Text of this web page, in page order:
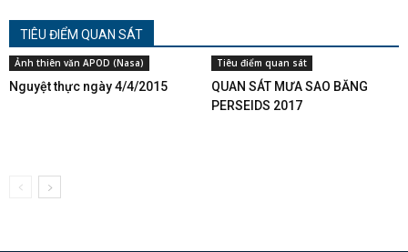
TIÊU ĐIỂM QUAN SÁT
Ảnh thiên văn APOD (Nasa)
Nguyệt thực ngày 4/4/2015
Tiêu điểm quan sát
QUAN SÁT MƯA SAO BĂNG
PERSEIDS 2017